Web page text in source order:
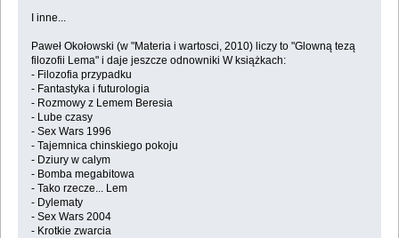
I inne...
Paweł Okołowski (w "Materia i wartosci, 2010) liczy to "Glowną tezą
filozofii Lema" i daje jeszcze odnowniki W książkach:
- Filozofia przypadku
- Fantastyka i futurologia
- Rozmowy z Lemem Beresia
- Lube czasy
- Sex Wars 1996
- Tajemnica chinskiego pokoju
- Dziury w calym
- Bomba megabitowa
- Tako rzecze... Lem
- Dylematy
- Sex Wars 2004
- Krotkie zwarcia